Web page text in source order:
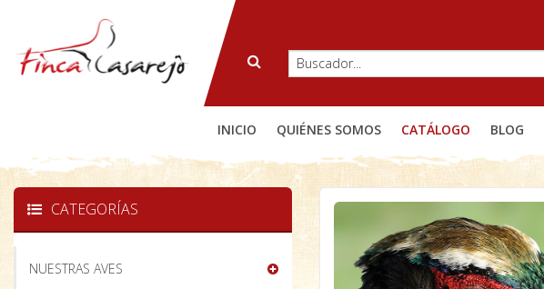
INICIO QUIÉNES SOMOS CATÁLOGO BLOG
CATEGORÍAS
NUESTRAS AVES